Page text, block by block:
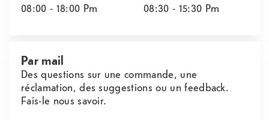
08:00 - 18:00 Pm
08:30 - 15:30 Pm
Par mail
Des questions sur une commande, une
réclamation, des suggestions ou un feedback.
Fais-le nous savoir.